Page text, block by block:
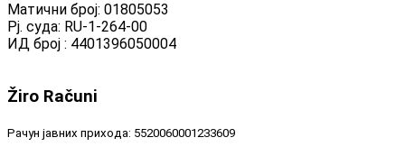
Матични број: 01805053
Рј. суда: RU-1-264-00
ИД број : 4401396050004
Žiro Računi
Рачун јавних прихода: 5520060001233609